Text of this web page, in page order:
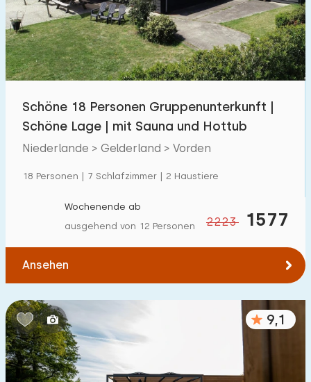
Schwimmbad 10
Eingezäunter Garten 14
Haustierfrei 15
Ladestation Auto
€ 0 — € 1000+
Schlafzimmern:
1 2
Schöne 18 Personen Gruppenunterkunft |
Schöne Lage | mit Sauna und Hottub
Niederlande > Gelderland > Vorden
18 Personen | 7 Schlafzimmer | 2 Haustiere
2223 1577
Wochenende ab
ausgehend von 12 Personen
Ansehen
9,1